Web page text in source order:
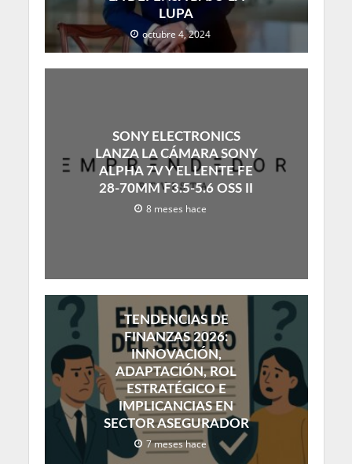
LUPA
octubre 4, 2024
SONY ELECTRONICS
LANZA LA CÁMARA SONY
ALPHA 7V Y EL LENTE FE
28-70MM F3.5-5.6 OSS II
8 meses hace
TENDENCIAS DE
FINANZAS 2026:
INNOVACIÓN,
ADAPTACIÓN, ROL
ESTRATÉGICO E
IMPLICANCIAS EN
SECTOR ASEGURADOR
7 meses hace